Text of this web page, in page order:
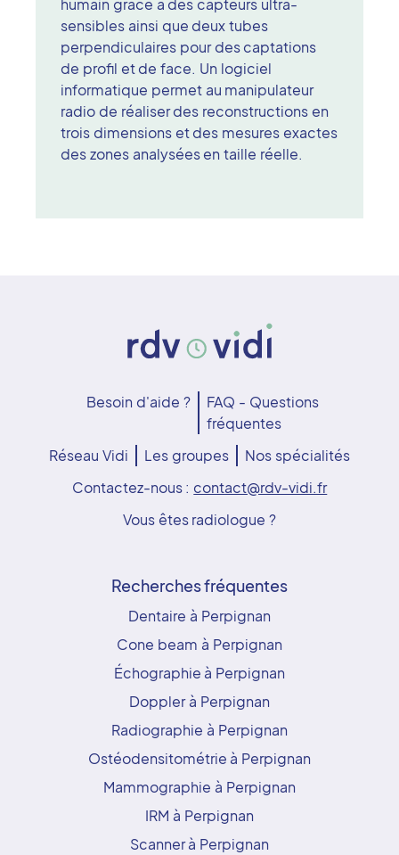
humain grâce à des capteurs ultra-
sensibles ainsi que deux tubes
perpendiculaires pour des captations
de profil et de face. Un logiciel
informatique permet au manipulateur
radio de réaliser des reconstructions en
trois dimensions et des mesures exactes
des zones analysées en taille réelle.
Besoin d'aide ?
FAQ - Questions
fréquentes
Réseau Vidi
Les groupes
Nos spécialités
Contactez-nous : contact@rdv-vidi.fr
Vous êtes radiologue ?
Recherches fréquentes
Dentaire à Perpignan
Cone beam à Perpignan
Échographie à Perpignan
Doppler à Perpignan
Radiographie à Perpignan
Ostéodensitométrie à Perpignan
Mammographie à Perpignan
IRM à Perpignan
Scanner à Perpignan